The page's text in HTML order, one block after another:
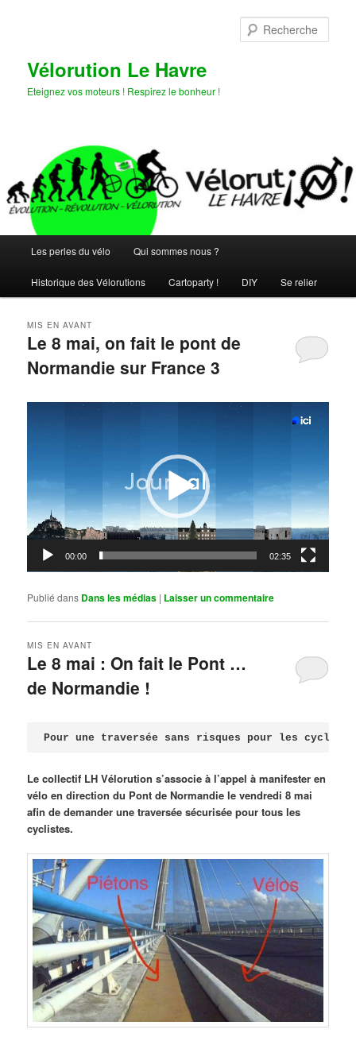
Vélorution Le Havre
Eteignez vos moteurs ! Respirez le bonheur !
principal
Les perles du vélo Qui sommes nous ?
Historique des Vélorutions Cartoparty ! DIY Se relier
Le 8 mai, on fait le pont de
Normandie sur France 3
MIS EN AVANT
00:00 02:35
Publié dans Dans les médias | Laisser un commentaire
Le 8 mai : On fait le Pont …
de Normandie !
MIS EN AVANT
Pour une traversée sans risques pour les
Le collectif LH Vélorution s’associe à l’appel à manifester en
vélo en direction du Pont de Normandie le vendredi 8 mai
afin de demander une traversée sécurisée pour tous les
cyclistes.